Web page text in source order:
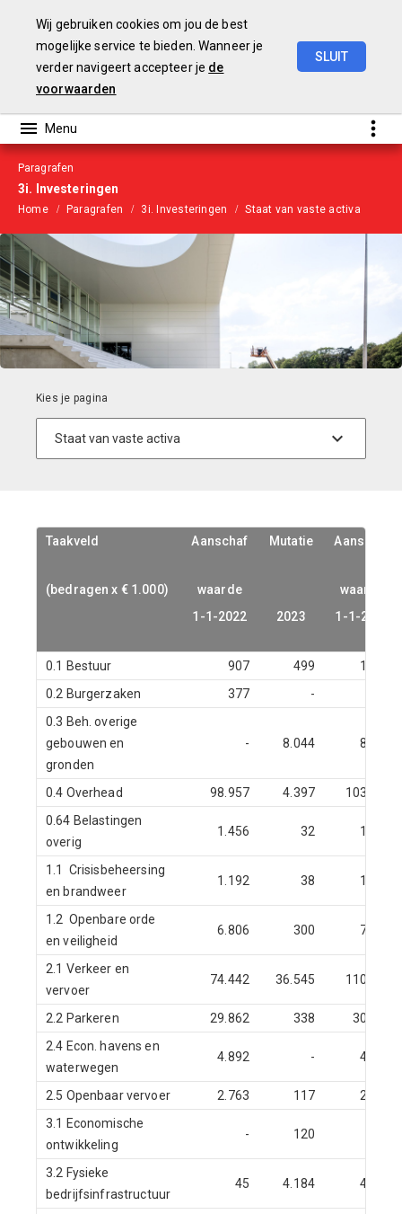
Wij gebruiken cookies om jou de best
mogelijke service te bieden. Wanneer je
verder navigeert accepteer je de
voorwaarden
SLUIT
Paragrafen
3i. Investeringen
Home Paragrafen 3i. Investeringen Staat van vaste activa
Taakveld Aanschaf Mutatie Aanschaf
(bedragen x € 1.000) waarde
waarde
1-1-2022
2023 1-1-2024
Taakveld Aanschaf Mutatie Aanschaf
(bedragen x € 1.000) waarde
waarde
1-1-2022
2023 1-1-2024
0.1 Bestuur 907 499
1.407
0.2 Burgerzaken
377 -
0.3 Beh. overige
gebouwen en
gronden
- 8.044 8.044
0.4 Overhead 98.957 4.397
103.353
0.64 Belastingen
overig
1.456 32 1.488
1.1 Crisisbeheersing
en brandweer
1.192 38 1.230
1.2 Openbare orde
en veiligheid
6.806 300 7.106
2.1 Verkeer en
vervoer
74.442 36.545 110.987
2.2 Parkeren 29.862 338
30.200
2.4 Econ. havens en
waterwegen
4.892 - 4.892
2.5 Openbaar vervoer 2.763 117
2.880
3.1 Economische
ontwikkeling
- 120
3.2 Fysieke
bedrijfsinfrastructuur
45 4.184 4.229